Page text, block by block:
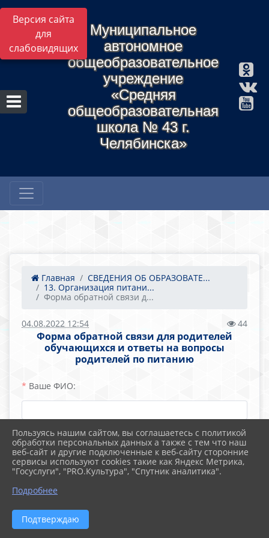
Версия сайта
для
слабовидящих
Муниципальное
автономное
общеобразовательное
учреждение
«Средняя
общеобразовательная
школа № 43 г.
Челябинска»
Главная
СВЕДЕНИЯ ОБ ОБРАЗОВАТЕ...
13. Организация питани...
Форма обратной связи д...
04.08.2022 12:54 44
Форма обратной связи для родителей
обучающихся и ответы на вопросы
родителей по питанию
Ваше ФИО:
Вопрос:
Пользуясь нашим сайтом, вы соглашаетесь с политикой
обработки персональных данных а также с тем что наш
веб-сайт и другие подключенные к веб-сайту сторонние
сервисы используют cookies такие как Яндекс Метрика,
"Госуслуги", "PRO.Культура", "Спутник аналитика".
Подробнее
Подтверждаю